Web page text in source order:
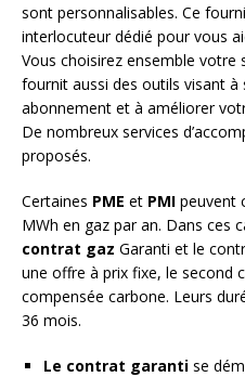
sont personnalisables. Ce
interlocuteur dédié pour vous
Vous choisirez ensemble votre
fournit aussi des outils visant
abonnement et à améliorer
De nombreux services
proposés.
Certaines PME et PMI peuvent
MWh en gaz par an. Dans ces
contrat gaz Garanti et le
une offre à prix fixe, le second
compensée carbone. Leurs
36 mois.
Le contrat garanti se